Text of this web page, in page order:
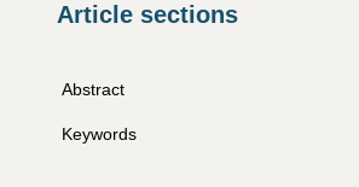
Article sections
Abstract
Keywords